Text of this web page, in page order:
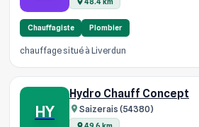
Chauffagiste Plombier
chauffage situé à Liverdun
HY
Hydro Chauff Concept
Saizerais (54380)